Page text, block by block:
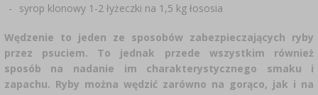
PODPUSZCZKI SEROWARSKIE
GRILLOWANIE
SŁOIKI DO FERMENTACJI
RURKI FERMENTACYJNE
FORMY DO SERA
DODATKOWE AKCESORIA
PRASY
DODATKI DO PIWA
DROŻDŻE PIWOWARSKIE
AREOMETRY
SZATKOWNICE DO KAPUSTY
DODATKOWE AKCESORIA
SZKLARNIE I TUNELE
ELEKTRONICZNE
syrop klonowy 1-2 łyżeczki na 1,5 kg łososia
Wędzenie to jeden ze sposobów zabezpieczających ryby
przez psuciem. To jednak przede wszystkim również
sposób na nadanie im charakterystycznego smaku i
zapachu. Ryby można wędzić zarówno na gorąco, jak i na